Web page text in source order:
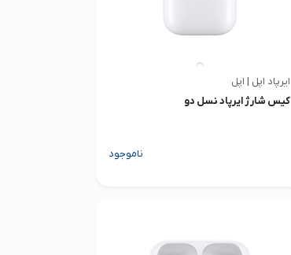
ایرپاد اپل | اپل
کیس شارژ ایرپاد نسل دو
ناموجود